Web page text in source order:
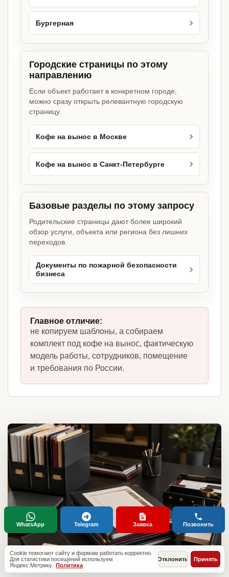
Бургерная
Городские страницы по этому
направлению
Если объект работает в конкретном городе,
можно сразу открыть релевантную городскую
страницу.
Кофе на вынос в Москве
Кофе на вынос в Санкт-Петербурге
Базовые разделы по этому запросу
Родительские страницы дают более широкий
обзор услуги, объекта или региона без лишних
переходов.
Документы по пожарной безопасности
бизнеса
Главное отличие:
не копируем шаблоны, а собираем
комплект под кофе на вынос, фактическую
модель работы, сотрудников, помещение
и требования по России.
Cookie помогают сайту и формам работать корректно.
Для статистики посещений используем
Яндекс.Метрику. Политика
Отклонить Принять
WhatsApp Telegram Заявка Позвонить